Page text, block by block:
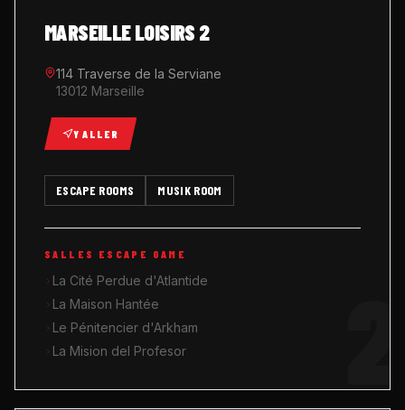
MARSEILLE LOISIRS 2
114 Traverse de la Serviane
13012 Marseille
Y ALLER
ESCAPE ROOMS MUSIK ROOM
SALLES ESCAPE GAME
La Cité Perdue d'Atlantide
La Maison Hantée
Le Pénitencier d'Arkham
La Mision del Profesor